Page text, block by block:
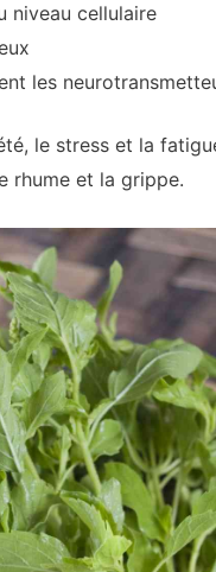
niveau cellulaire
les
le stress et la
rhume et la grippe.